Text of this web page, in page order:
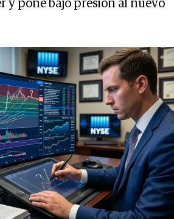
y pone bajo presión al nuevo